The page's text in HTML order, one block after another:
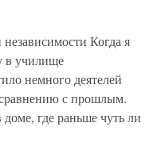
Когда я
в училище
немного деятелей
с прошлым.
где раньше чуть ли